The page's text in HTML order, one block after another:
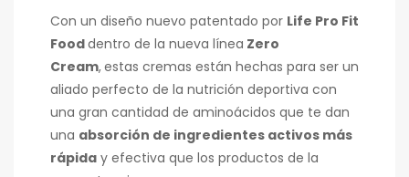
Con un diseño nuevo patentado por Life Pro Fit
Fooddentro de la nueva línea Zero
Cream,estas cremas están hechas para ser un
aliado perfecto de la nutrición deportiva con
una gran cantidad de aminoácidos que te dan
una absorción de ingredientes activos más
rápida y efectiva que los productos de la